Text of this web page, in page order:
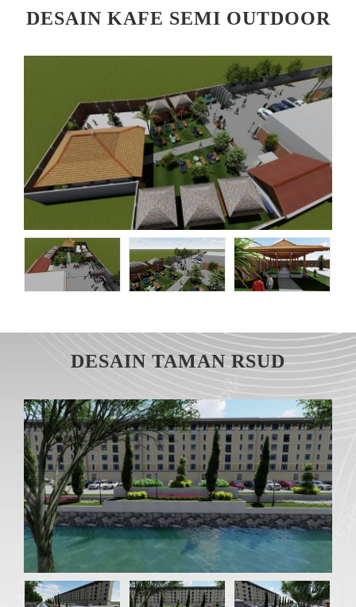
DESAIN KAFE SEMI OUTDOOR
DESAIN TAMAN RSUD